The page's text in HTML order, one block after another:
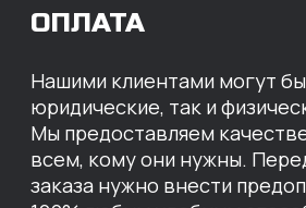
ПРЕДЛОЖИТЬ ВАМ
УСЛОВИЯ НА СТОИМОСТЬ
НАШИХ ЗАПЧАСТЕЙ
Оставьте свои контактные данные,
наши специалисты свяжутся с вами,
назовут цены и проконсультируют
по нужным деталям.